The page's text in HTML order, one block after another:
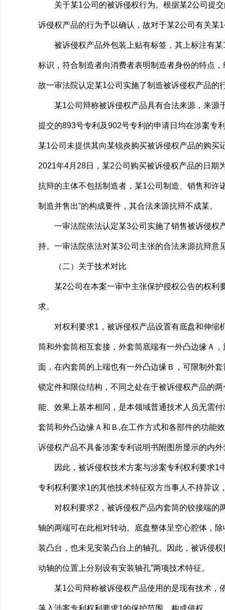
关于某1公司的被诉侵权行为。根据某2公司提交
诉侵权产品的行为予以确认，故对于某2公司有关
被诉侵权产品外包装上贴有标签，其上标注有某
标识，符合制造者向消费者表明制造者身份的特点
故一审法院认定某1公司实施了制造被诉侵权产品的
某1公司辩称被诉侵权产品具有合法来源，来源
提交的893号专利及902号专利的申请日均在涉案专
某1公司未提供其向某锐炎购买被诉侵权产品的购
2021年4月28日，某2公司购买被诉侵权产品的日期
抗辩的主体不包括制造者，某1公司制造、销售和许
制造并售出”的构成要件，其合法来源抗辩不成某。
一审法院依法认定某3公司实施了销售被诉侵权
持。一审法院依法对某3公司主张的合法来源抗辩意
（二）关于技术对比
某2公司在本案一审中主张保护授权公告的权利
求。
对权利要求1，被诉侵权产品设置有底盘和伸缩
筒和外套筒相互套接，外套筒底端有一外凸边缘Ａ
面，在内套筒的上端也有一外凸边缘Ｂ，可限制外
锁定件和限位结构，不同之处在于被诉侵权产品的
能、效果上基本相同，是本领域普通技术人员无需
套筒和外凸边缘Ａ和Ｂ,在工作方式和各部件的功能
诉侵权产品不具备涉案专利说明书附图所显示的内
因此，被诉侵权技术方案与涉案专利权利要求1中
专利权利要求1的其他技术特征双方当事人不持异议
对权利要求2，被诉侵权产品内套筒的铰接端的
轴的两端可在此相对转动。底盘整体呈空心腔体，
装凸台，也未见安装凸台上的轴孔。因此，被诉侵
动轴的位置上分别设有安装轴孔”两项技术特征。
某1公司辩称被诉侵权产品使用的是现有技术，
落入涉案专利权利要求1的保护范围，构成侵权。